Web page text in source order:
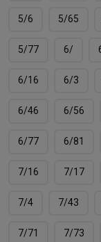
5/6 5/65
5/77 6/
6/16 6/3
6/46 6/56
6/77 6/81
7/16 7/17
7/4 7/43
7/71 7/73